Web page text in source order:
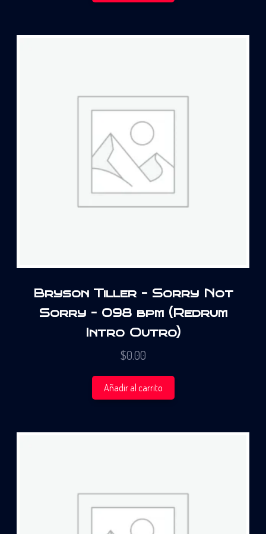
Bryson Tiller – Sorry Not
Sorry – 098 bpm (Redrum
Intro Outro)
$0.00
Añadir al carrito